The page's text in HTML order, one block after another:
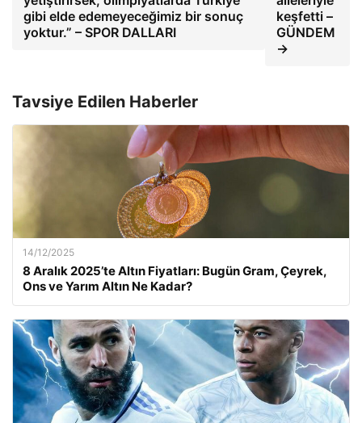
gibi elde edemeyeceğimiz bir sonuç
yoktur.” – SPOR DALLARI
keşfetti –
GÜNDEM
→
Tavsiye Edilen Haberler
14/12/2025
8 Aralık 2025’te Altın Fiyatları: Bugün Gram, Çeyrek,
Ons ve Yarım Altın Ne Kadar?